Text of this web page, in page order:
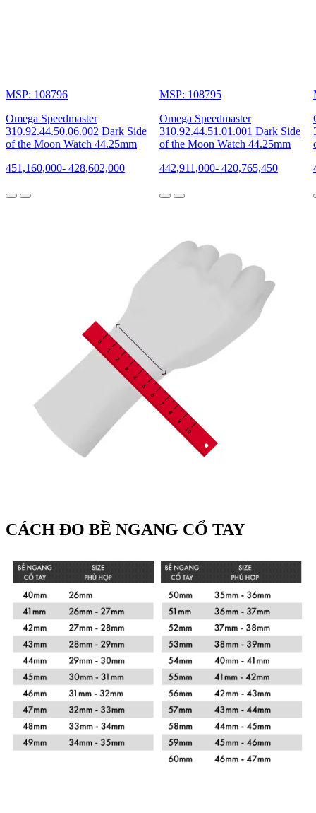
MSP: 108796
Omega Speedmaster
310.92.44.50.06.002 Dark Side
of the Moon Watch 44.25mm
451,160,000- 428,602,000
MSP: 108795
Omega Speedmaster
310.92.44.51.01.001 Dark Side
of the Moon Watch 44.25mm
442,911,000- 420,765,450
CÁCH ĐO BỀ NGANG CỔ TAY